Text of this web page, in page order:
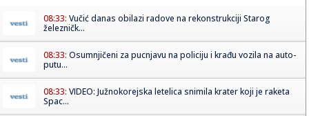
08:33: Vučić danas obilazi radove na rekonstrukciji Starog
železničk...
08:33: Osumnjičeni za pucnjavu na policiju i krađu vozila na auto-
putu...
08:33: VIDEO: Južnokorejska letelica snimila krater koji je raketa
Spac...